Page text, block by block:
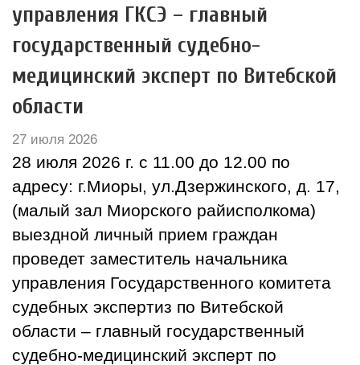
управления ГКСЭ – главный
государственный судебно-
медицинский эксперт по Витебской
области
27 июля 2026
28 июля 2026 г. с 11.00 до 12.00 по
адресу: г.Миоры, ул.Дзержинского, д. 17,
(малый зал Миорского райисполкома)
выездной личный прием граждан
проведет заместитель начальника
управления Государственного комитета
судебных экспертиз по Витебской
области – главный государственный
судебно-медицинский эксперт по